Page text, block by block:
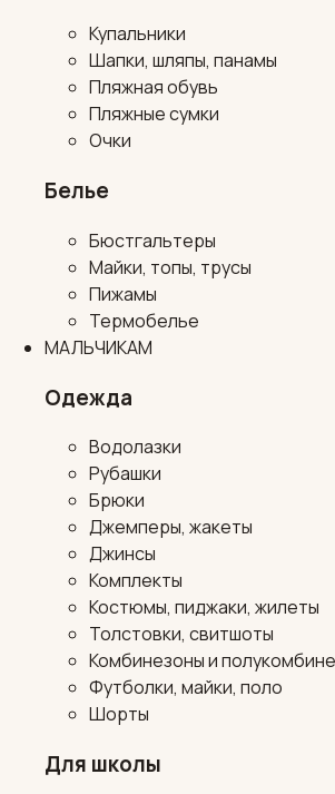
Купальники
Шапки, шляпы, панамы
Пляжная обувь
Пляжные сумки
Очки
Белье
Бюстгальтеры
Майки, топы, трусы
Пижамы
Термобелье
МАЛЬЧИКАМ
Одежда
Водолазки
Рубашки
Брюки
Джемперы, жакеты
Джинсы
Комплекты
Костюмы, пиджаки, жилеты
Толстовки, свитшоты
Комбинезоны и
Футболки, майки, поло
Шорты
Для школы